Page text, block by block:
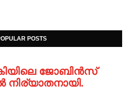
POSTS
ജോബിൻസ്
നിര്യാതനായി.